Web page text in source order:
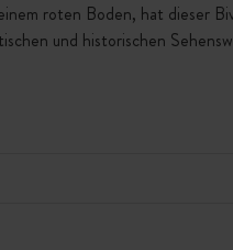
roten Boden, hat dieser
und historischen